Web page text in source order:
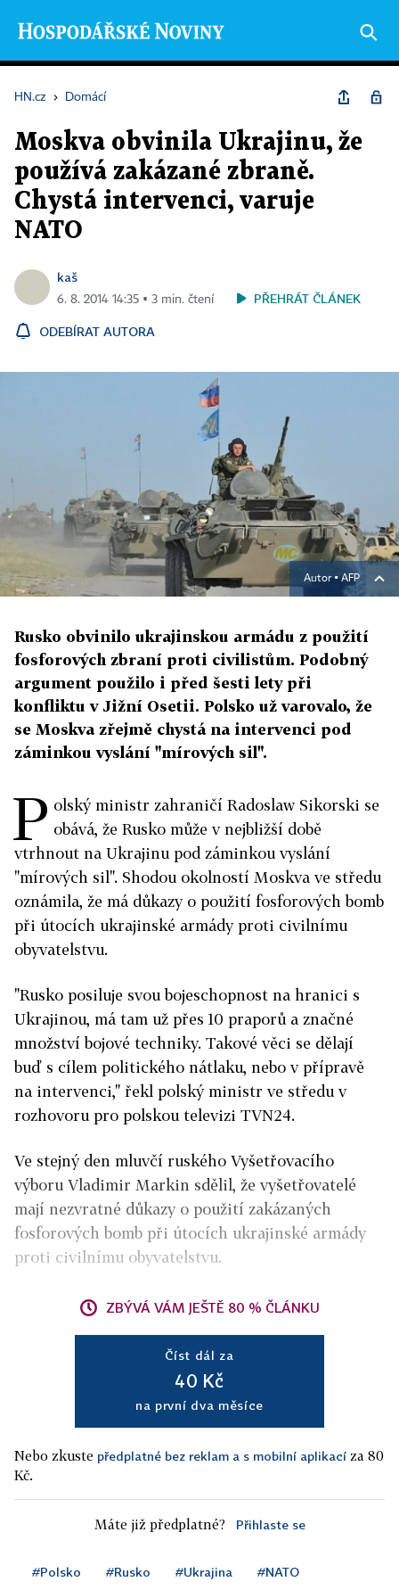
HN.cz › Domácí
Moskva obvinila Ukrajinu, že
používá zakázané zbraně.
Chystá intervenci, varuje
NATO
kaš
6. 8. 2014 14:35 ▪ 3 min. čtení PŘEHRÁT ČLÁNEK
ODEBÍRAT AUTORA
Autor ▪AFP
Rusko obvinilo ukrajinskou armádu z použití
fosforových zbraní proti civilistům. Podobný
argument použilo i před šesti lety při
konfliktu v Jižní Osetii. Polsko už varovalo, že
se Moskva zřejmě chystá na intervenci pod
záminkou vyslání "mírových sil".
P olský ministr zahraničí Radoslaw Sikorski se
obává, že Rusko může v nejbližší době
vtrhnout na Ukrajinu pod záminkou vyslání
"mírových sil". Shodou okolností Moskva ve středu
oznámila, že má důkazy o použití fosforových bomb
při útocích ukrajinské armády proti civilnímu
obyvatelstvu.
"Rusko posiluje svou bojeschopnost na hranici s
Ukrajinou, má tam už přes 10 praporů a značné
množství bojové techniky. Takové věci se dělají
buď s cílem politického nátlaku, nebo v přípravě
na intervenci," řekl polský ministr ve středu v
rozhovoru pro polskou televizi TVN24.
Ve stejný den mluvčí ruského Vyšetřovacího
výboru Vladimir Markin sdělil, že vyšetřovatelé
mají nezvratné důkazy o použití zakázaných
fosforových bomb při útocích ukrajinské armády
proti civilnímu obyvatelstvu.
ZBÝVÁ VÁM JEŠTĚ 80 % ČLÁNKU
Číst dál za
40 Kč
na první dva měsíce
Nebo zkuste předplatné bez reklam a s mobilní aplikací za 80
Kč.
Máte již předplatné? Přihlaste se
#Polsko #Rusko #Ukrajina #NATO